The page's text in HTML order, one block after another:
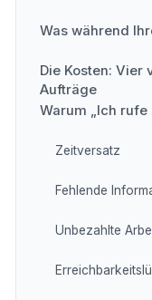
Was während
Die Kosten:
Aufträge
Warum „Ich
Zeitversatz
Fehlende
Unbezahlte